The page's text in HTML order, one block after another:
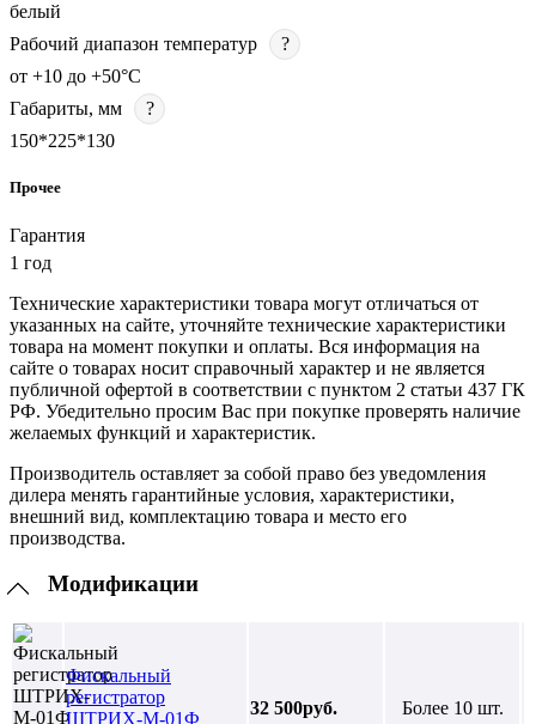
белый
Рабочий диапазон температур
?
от +10 до +50°С
Габариты, мм
?
150*225*130
Прочее
Гарантия
1 год
Технические характеристики товара могут отличаться от
указанных на сайте, уточняйте технические характеристики
товара на момент покупки и оплаты. Вся информация на
сайте о товарах носит справочный характер и не является
публичной офертой в соответствии с пунктом 2 статьи 437 ГК
РФ. Убедительно просим Вас при покупке проверять наличие
желаемых функций и характеристик.
Производитель оставляет за собой право без уведомления
дилера менять гарантийные условия, характеристики,
внешний вид, комплектацию товара и место его
производства.
Модификации
Фискальный
регистратор
ШТРИХ-М-01Ф
32 500руб. Более 10 шт.